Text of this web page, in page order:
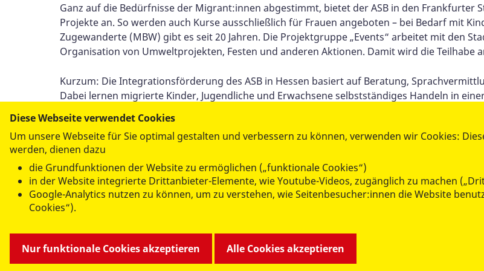
Ganz auf die Bedürfnisse der Migrant:innen abgestimmt, bietet der ASB in den
Projekte an. So werden auch Kurse ausschließlich für Frauen angeboten – bei Bedarf mit
Zugewanderte (MBW) gibt es seit 20 Jahren. Die Projektgruppe „Events“ arbeitet mit den
Organisation von Umweltprojekten, Festen und anderen Aktionen. Damit wird die Teilhabe
Kurzum: Die Integrationsförderung des ASB in Hessen basiert auf Beratung,
Dabei lernen migrierte Kinder, Jugendliche und Erwachsene selbstständiges Handeln in
Per E-Mail
versenden
Diese Webseite verwendet Cookies
Um unsere Webseite für Sie optimal gestalten und verbessern zu können, verwenden wir Cookies:
werden, dienen dazu
die Grundfunktionen der Website zu ermöglichen („funktionale Cookies“)
in der Website integrierte Drittanbieter-Elemente, wie Youtube-Videos, zugänglich zu machen
Google-Analytics nutzen zu können, um zu verstehen, wie Seitenbesucher:innen die Website
Cookies“).
Nur funktionale Cookies akzeptieren Alle Cookies akzeptieren